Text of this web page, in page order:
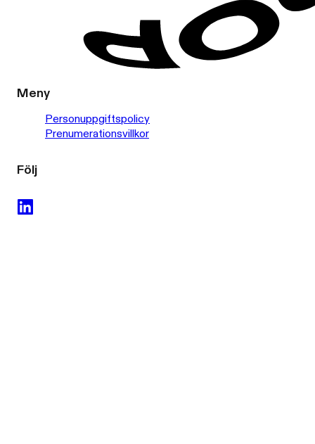
Meny
Personuppgiftspolicy
Prenumerationsvillkor
Följ